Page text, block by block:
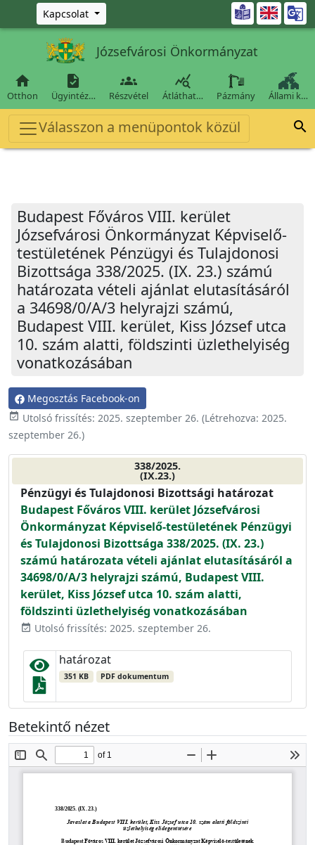
Ugrás a fő tartalomra
Kapcsolat 
Józsefvárosi Önkormányzat

Otthon

Ügyintéz…

Részvétel

Átláthat… Pázmány Állami k…
Válasszon a menüpontok közül 
Budapest Főváros VIII. kerület
Józsefvárosi Önkormányzat Képviselő-
testületének Pénzügyi és Tulajdonosi
Bizottsága 338/2025. (IX. 23.) számú
határozata vételi ajánlat elutasításáról
a 34698/0/A/3 helyrajzi számú,
Budapest VIII. kerület, Kiss József utca
10. szám alatti, földszinti üzlethelyiség
vonatkozásában
Megosztás Facebook-on
event_available Utolsó frissítés: 2025. szeptember 26. (Létrehozva: 2025.
szeptember 26.)
338/2025.
(IX.23.)
Pénzügyi és Tulajdonosi Bizottsági határozat
Budapest Főváros VIII. kerület Józsefvárosi
Önkormányzat Képviselő-testületének Pénzügyi
és Tulajdonosi Bizottsága 338/2025. (IX. 23.)
számú határozata vételi ajánlat elutasításáról a
34698/0/A/3 helyrajzi számú, Budapest VIII.
kerület, Kiss József utca 10. szám alatti,
földszinti üzlethelyiség vonatkozásában
event_available Utolsó frissítés: 2025. szeptember 26.
határozat
351 KB PDF dokumentum
Betekintő nézet